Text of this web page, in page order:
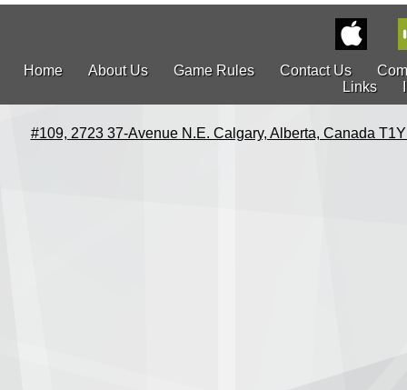
Home About Us Game Rules Contact Us
Links
#109, 2723 37-Avenue N.E. Calgary, Alberta, Canada